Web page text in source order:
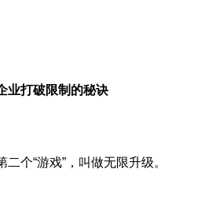
业打破限制的秘诀
个“游戏”，叫做无限升级。